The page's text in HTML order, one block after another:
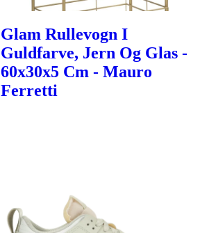
Glam Rullevogn I
Guldfarve, Jern Og Glas -
60x30x5 Cm - Mauro
Ferretti